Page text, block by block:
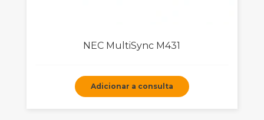
NEC MultiSync M431
Adicionar a consulta